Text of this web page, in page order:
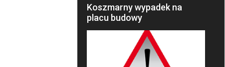
Koszmarny wypadek na
placu budowy